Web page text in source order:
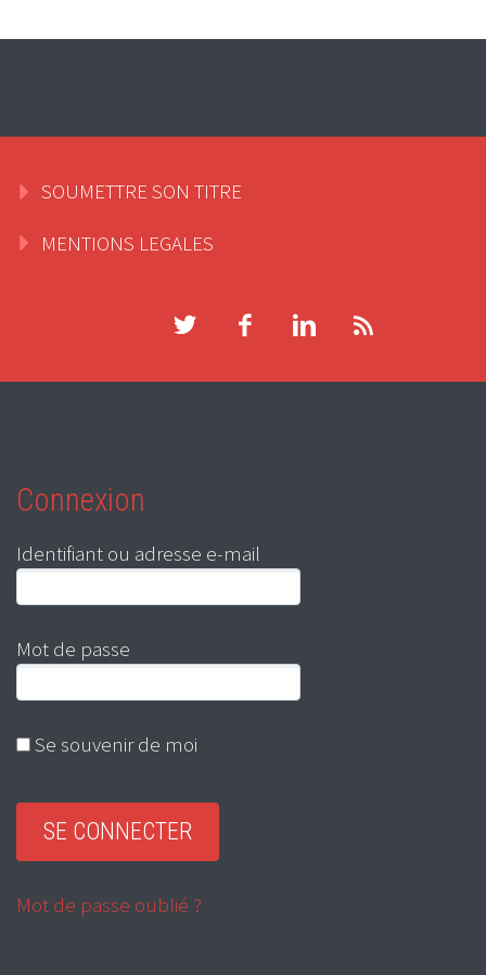
SOUMETTRE SON TITRE
MENTIONS LEGALES
Connexion
Identifiant ou adresse e-mail
Mot de passe
Se souvenir de moi
Mot de passe oublié ?